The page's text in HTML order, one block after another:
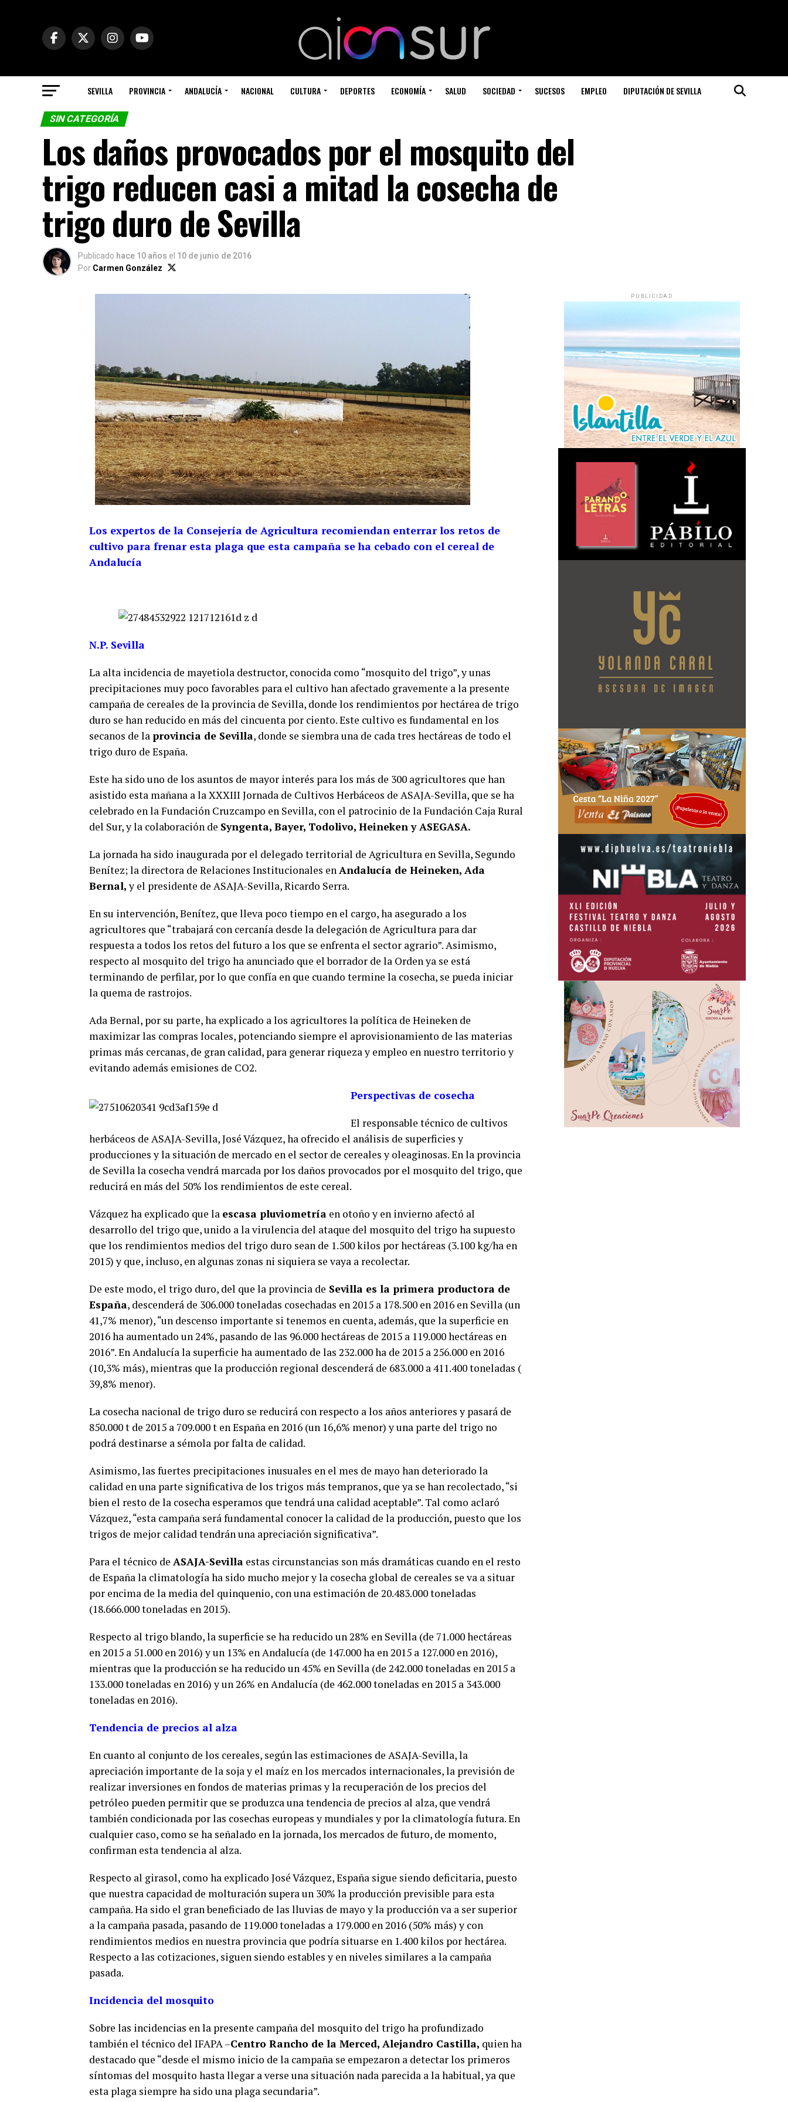
SEVILLA PROVINCIA ANDALUCÍA NACIONAL CULTURA DEPORTES ECONOMÍA SALUD SOCIEDAD SUCESOS EMPLEO DIPUTACIÓN DE SEVILLA
SIN CATEGORÍA
Los daños provocados por el mosquito del
trigo reducen casi a mitad la cosecha de
trigo duro de Sevilla
Publicado hace 10 años el 10 de junio de 2016
Por Carmen González
Los expertos de la Consejería de Agricultura recomiendan enterrar los retos de
cultivo para frenar esta plaga que esta campaña se ha cebado con el cereal de
Andalucía
N.P. Sevilla
La alta incidencia de mayetiola destructor, conocida como “mosquito del trigo”, y unas
precipitaciones muy poco favorables para el cultivo han afectado gravemente a la presente
campaña de cereales de la provincia de Sevilla, donde los rendimientos por hectárea de trigo
duro se han reducido en más del cincuenta por ciento. Este cultivo es fundamental en los
secanos de la provincia de Sevilla, donde se siembra una de cada tres hectáreas de todo el
trigo duro de España.
Este ha sido uno de los asuntos de mayor interés para los más de 300 agricultores que han
asistido esta mañana a la XXXIII Jornada de Cultivos Herbáceos de ASAJA-Sevilla, que se ha
celebrado en la Fundación Cruzcampo en Sevilla, con el patrocinio de la Fundación Caja Rural
del Sur, y la colaboración de Syngenta, Bayer, Todolivo, Heineken y ASEGASA.
La jornada ha sido inaugurada por el delegado territorial de Agricultura en Sevilla, Segundo
Benítez; la directora de Relaciones Institucionales enAndalucía de Heineken, Ada
Bernal,y el presidente de ASAJA-Sevilla, Ricardo Serra.
En su intervención, Benítez, que lleva poco tiempo en el cargo, ha asegurado a los
agricultores que “trabajará con cercanía desde la delegación de Agricultura para dar
respuesta a todos los retos del futuro a los que se enfrenta el sector agrario”. Asimismo,
respecto al mosquito del trigo ha anunciado que el borrador de la Orden ya se está
terminando de perfilar, por lo que confía en que cuando termine la cosecha, se pueda iniciar
la quema de rastrojos.
Ada Bernal, por su parte, ha explicado a los agricultores la política de Heineken de
maximizar las compras locales, potenciando siempre el aprovisionamiento de las materias
primas más cercanas, de gran calidad, para generar riqueza y empleo en nuestro territorio y
evitando además emisiones de CO2.
Perspectivas de cosecha
El responsable técnico de cultivos
herbáceos de ASAJA-Sevilla, José Vázquez, ha ofrecido el análisis de superficies y
producciones y la situación de mercado en el sector de cereales y oleaginosas. En la provincia
de Sevilla la cosecha vendrá marcada por los daños provocados por el mosquito del trigo, que
reducirá en más del 50% los rendimientos de este cereal.
Vázquez ha explicado que la escasa pluviometría en otoño y en invierno afectó al
desarrollo del trigo que, unido a la virulencia del ataque del mosquito del trigo ha supuesto
que los rendimientos medios del trigo duro sean de 1.500 kilos por hectáreas (3.100 kg/ha en
2015) y que, incluso, en algunas zonas ni siquiera se vaya a recolectar.
De este modo, el trigo duro, del que la provincia de Sevilla es la primera productora de
España, descenderá de 306.000 toneladas cosechadas en 2015 a 178.500 en 2016 en Sevilla (un
41,7% menor), “un descenso importante si tenemos en cuenta, además, que la superficie en
2016 ha aumentado un 24%, pasando de las 96.000 hectáreas de 2015 a 119.000 hectáreas en
2016”. En Andalucía la superficie ha aumentado de las 232.000 ha de 2015 a 256.000 en 2016
(10,3% más), mientras que la producción regional descenderá de 683.000 a 411.400 toneladas (
39,8% menor).
La cosecha nacional de trigo duro se reducirá con respecto a los años anteriores y pasará de
850.000 t de 2015 a 709.000 t en España en 2016 (un 16,6% menor) y una parte del trigo no
podrá destinarse a sémola por falta de calidad.
Asimismo, las fuertes precipitaciones inusuales en el mes de mayo han deteriorado la
calidad en una parte significativa de los trigos más tempranos, que ya se han recolectado, “si
bien el resto de la cosecha esperamos que tendrá una calidad aceptable”. Tal como aclaró
Vázquez, “esta campaña será fundamental conocer la calidad de la producción, puesto que los
trigos de mejor calidad tendrán una apreciación significativa”.
Para el técnico de ASAJA-Sevilla estas circunstancias son más dramáticas cuando en el resto
de España la climatología ha sido mucho mejor y la cosecha global de cereales se va a situar
por encima de la media del quinquenio, con una estimación de 20.483.000 toneladas
(18.666.000 toneladas en 2015).
Respecto al trigo blando, la superficie se ha reducido un 28% en Sevilla (de 71.000 hectáreas
en 2015 a 51.000 en 2016) y un 13% en Andalucía (de 147.000 ha en 2015 a 127.000 en 2016),
mientras que la producción se ha reducido un 45% en Sevilla (de 242.000 toneladas en 2015 a
133.000 toneladas en 2016) y un 26% en Andalucía (de 462.000 toneladas en 2015 a 343.000
toneladas en 2016).
Tendencia de precios al alza
En cuanto al conjunto de los cereales, según las estimaciones de ASAJA-Sevilla, la
apreciación importante de la soja y el maíz en los mercados internacionales, la previsión de
realizar inversiones en fondos de materias primas y la recuperación de los precios del
petróleo pueden permitir que se produzca una tendencia de precios al alza, que vendrá
también condicionada por las cosechas europeas y mundiales y por la climatología futura. En
cualquier caso, como se ha señalado en la jornada, los mercados de futuro, de momento,
confirman esta tendencia al alza.
Respecto al girasol, como ha explicado José Vázquez, España sigue siendo deficitaria, puesto
que nuestra capacidad de molturación supera un 30% la producción previsible para esta
campaña. Ha sido el gran beneficiado de las lluvias de mayo y la producción va a ser superior
a la campaña pasada, pasando de 119.000 toneladas a 179.000 en 2016 (50% más) y con
rendimientos medios en nuestra provincia que podría situarse en 1.400 kilos por hectárea.
Respecto a las cotizaciones, siguen siendo estables y en niveles similares a la campaña
pasada.
Incidencia del mosquito
Sobre las incidencias en la presente campaña del mosquito del trigo ha profundizado
también el técnico del IFAPA –Centro Rancho de la Merced, Alejandro Castilla, quien ha
destacado que “desde el mismo inicio de la campaña se empezaron a detectar los primeros
síntomas del mosquito hasta llegar a verse una situación nada parecida a la habitual, ya que
esta plaga siempre ha sido una plaga secundaria”.
PUBLICIDAD